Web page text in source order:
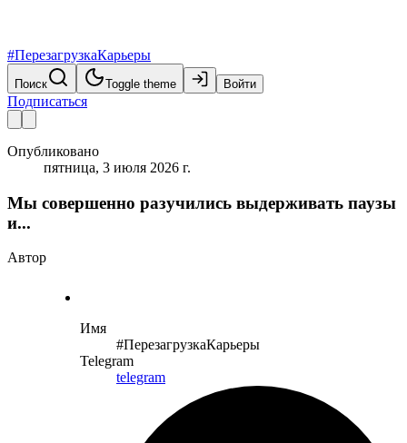
#ПерезагрузкаКарьеры
Поиск Toggle theme Войти
Подписаться
Опубликовано
пятница, 3 июля 2026 г.
Мы совершенно разучились выдерживать паузы
и...
Автор
Имя
#ПерезагрузкаКарьеры
Telegram
telegram